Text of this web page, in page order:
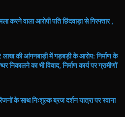
करने वाला आरोपी पति छिंदवाड़ा से गिरफ्तार ,
की आंगनबाड़ी में गड़बड़ी के आरोप: निर्माण के
का भी विवाद, निर्माण कार्य पर ग्रामीणों
के साथ निःशुल्क ब्रज दर्शन यात्रा पर रवाना